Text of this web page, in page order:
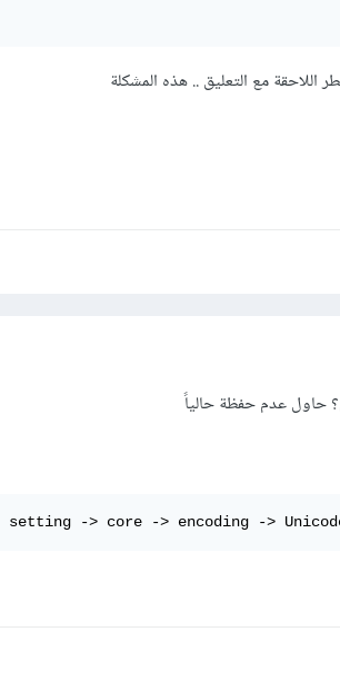
اللاحقة مع التعليق .. هذه المشكلة
حاول عدم حفظة حالياً
-> core -> encoding ->